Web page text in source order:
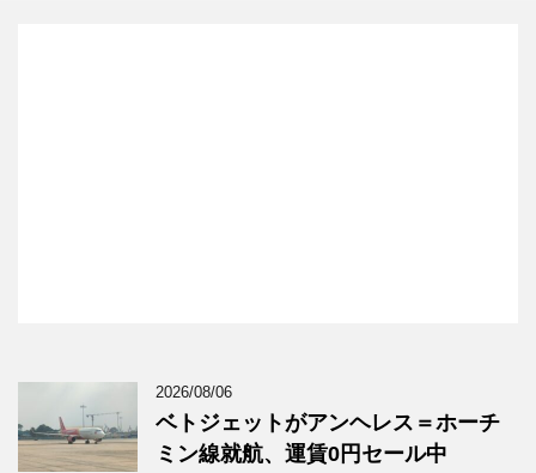
2026/08/06
ベトジェットがアンヘレス＝ホーチ
ミン線就航、運賃0円セール中